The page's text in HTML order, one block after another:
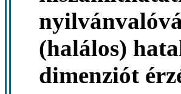
(halálos)
dimenziót